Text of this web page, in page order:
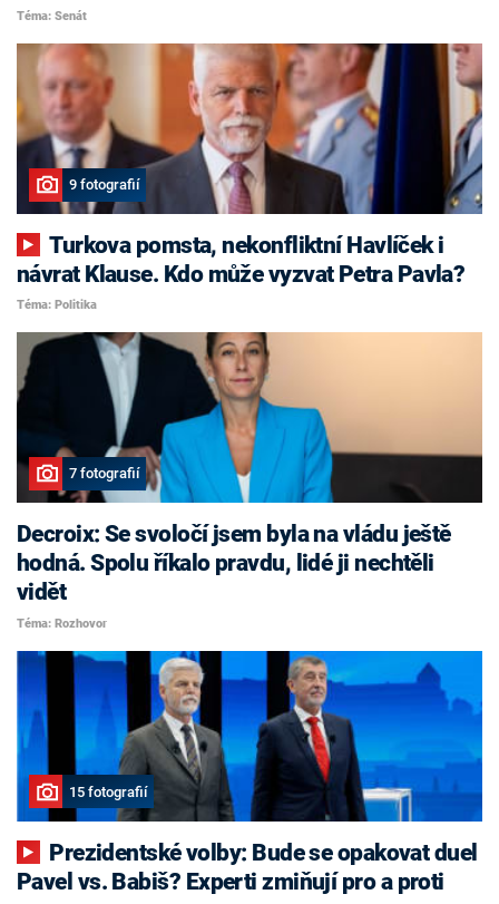
Téma: Senát
9 fotografií
Turkova pomsta, nekonfliktní Havlíček i
návrat Klause. Kdo může vyzvat Petra Pavla?
Téma: Politika
7 fotografií
Decroix: Se svoločí jsem byla na vládu ještě
hodná. Spolu říkalo pravdu, lidé ji nechtěli
vidět
Téma: Rozhovor
15 fotografií
Pavel vs. Babiš? Experti zmiňují pro a proti